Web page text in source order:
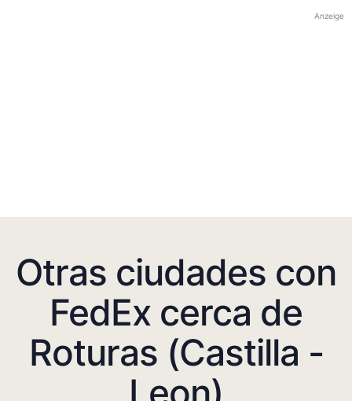
Anzeige
Otras ciudades con
FedEx cerca de
Roturas (Castilla -
Leon)